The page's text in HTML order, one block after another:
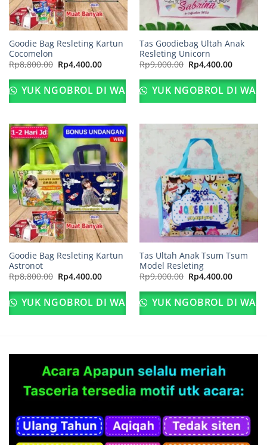
Goodie Bag Resleting Kartun
Cocomelon
Rp8,800.00 Harga
aslinya
adalah:
Rp8,800.00.
Rp4,400.00Harga
ini
adalah:
Rp4,400.00.
YUK NGOBROL DI WA
Tas Goodiebag Ultah Anak
Resleting Unicorn
Rp9,000.00 Harga
aslinya
adalah:
Rp9,000.00.
Rp4,400.00Harga
ini
adalah:
YUK NGOBROL DI WA
Goodie Bag Resleting Kartun
Astronot
Rp8,800.00 Harga
aslinya
adalah:
Rp8,800.00.
Rp4,400.00Harga
ini
adalah:
Rp4,400.00.
YUK NGOBROL DI WA
Tas Ultah Anak Tsum Tsum
Model Resleting
Rp9,000.00 Harga
aslinya
adalah:
Rp9,000.00.
Rp4,400.00Harga
ini
adalah:
YUK NGOBROL DI WA